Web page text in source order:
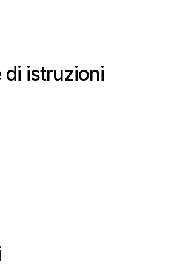
di istruzioni